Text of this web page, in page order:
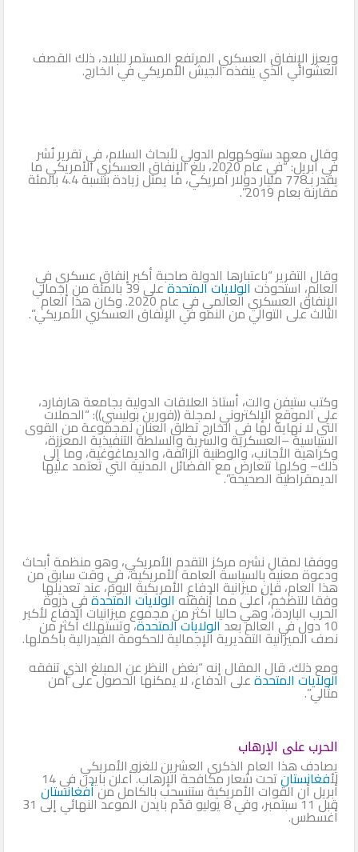
ويعزز الإنفاق العسكري المرتفع المستمر للبلاد، ذلك القصف
العشوائي الذي ينفذه الجيش الأمريكي في الخارج.
وقال معهد ستوكهولم الدولي لأبحاث السلام، في تقرير نُشر
في أبريل: “في عام 2020، بلغ الإنفاق العسكري الأمريكي ما
يقدر بـ778 مليار دولار أمريكي، ما يمثل زيادة بنسبة 4.4 بالمئة
مقارنة بعام 2019”.
وقال التقرير “باعتبارها الدولة صاحبة أكبر إنفاق عسكري في
العالم، استحوذتالولايات المتحدة على 39 بالمئة من إجمالي
الإنفاق العسكري العالمي في عام 2020. وكان هذا العام
الثالث على التوالي من النمو في الإنفاق العسكري الأمريكي”.
وكتب ستيفن والت، أستاذ العلاقات الدولية بجامعة هارفارد،
على الموقع الإلكتروني لمجلة ((فورين بوليسي)): “الحملات
التي لا نهاية لها في الخارج تطلق العنان لمجموعة من القوى
السياسية –العسكرية والسرية والسلطة التنفيذية المعززة،
وكراهية الأجانب، والوطنية الزائفة، والديماغوغية، وما إلى
ذلك– وكلها تتعارض مع الفضائل المدنية التي تعتمد عليها
الديمقراطية الصحيحة”.
ووفقا لمقال نشره مركز التقدم الأمريكي، وهو منظمة أبحاث
ودعوة معنية بالسياسة العامة الأمريكية، في وقت سابق من
هذا العام، فإن ميزانية الدفاع الأمريكية اليوم، عند تعديلها
وفقا للتضخم، أعلى مما أنفقتهالولايات المتحدةفي ذروة
الحرب الباردة، وهي حاليا أكثر من مجموع ميزانيات الدفاع لأكبر
10 دول في العالم بعد الولايات المتحدة، وتستهلك أكثر من
نصف الميزانية التقديرية الإجمالية للحكومة الفيدرالية بأكملها.
ومع ذلك، قال المقال إنه “بغض النظر عن المبلغ الذي تنفقه
الولايات المتحدةعلى الدفاع، لا يمكنها الحصول على أمن
مثالي”.
الحرب على الإرهاب
يصادف هذا العام الذكرى العشرين للغزو الأمريكي
لأفغانستان تحت شعار مكافحة الإرهاب. أعلن بايدن في 14
أبريل أن القوات الأمريكية ستنسحب بالكامل منأفغانستان
قبل 11 سبتمبر، وفي 8 يوليو قدّم بايدن الموعد النهائي إلى 31
أغسطس.